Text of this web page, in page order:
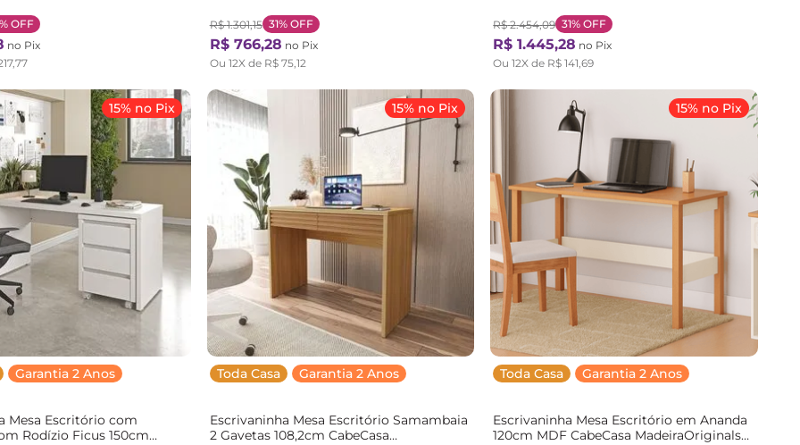
OFF
no Pix
,77
Branco Branco
R$ 1.301,15 31%OFF
R$ 766,28 no Pix
Ou 12X de R$ 75,12
R$ 2.454,09 31% OFF
R$ 1.445,28 no Pix
Ou12X de R$ 141,69
Garantia 2 Anos
15% no Pix
Mesa Escritório com
Rodízio Ficus 150cm
Toda Casa Garantia 2 Anos
15% no Pix
Escrivaninha Mesa Escritório Samambaia
2 Gavetas 108,2cm CabeCasa
Toda Casa Garantia 2 Anos
15% no Pix
Escrivaninha Mesa Escritório em Ananda
120cm MDF CabeCasa MadeiraOriginals